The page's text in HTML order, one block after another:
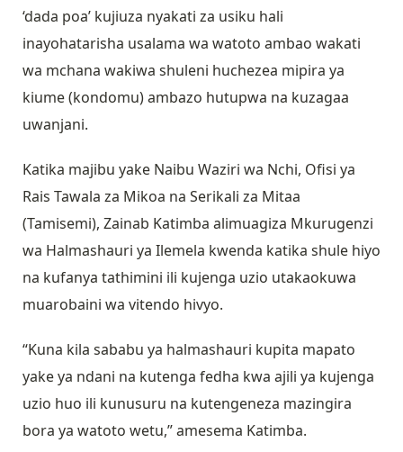
‘dada poa’ kujiuza nyakati za usiku hali
inayohatarisha usalama wa watoto ambao wakati
wa mchana wakiwa shuleni huchezea mipira ya
kiume (kondomu) ambazo hutupwa na kuzagaa
uwanjani.
Katika majibu yake Naibu Waziri wa Nchi, Ofisi ya
Rais Tawala za Mikoa na Serikali za Mitaa
(Tamisemi), Zainab Katimba alimuagiza Mkurugenzi
wa Halmashauri ya Ilemela kwenda katika shule hiyo
na kufanya tathimini ili kujenga uzio utakaokuwa
muarobaini wa vitendo hivyo.
“Kuna kila sababu ya halmashauri kupita mapato
yake ya ndani na kutenga fedha kwa ajili ya kujenga
uzio huo ili kunusuru na kutengeneza mazingira
bora ya watoto wetu,” amesema Katimba.